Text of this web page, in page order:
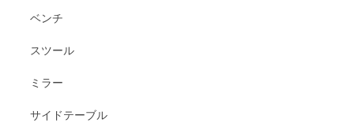
ベンチ
スツール
ミラー
サイドテーブル